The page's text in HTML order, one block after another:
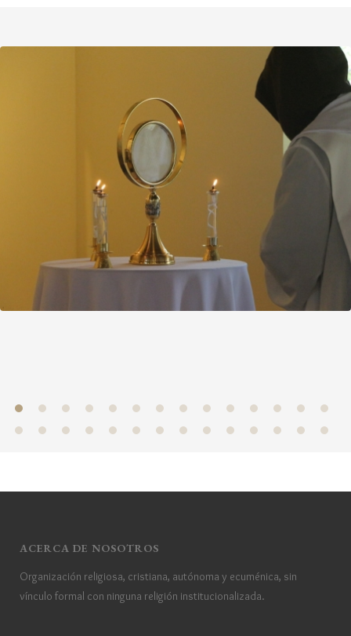
ACERCA DE NOSOTROS
Organización religiosa, cristiana, autónoma y ecuménica, sin
vínculo formal con ninguna religión institucionalizada.